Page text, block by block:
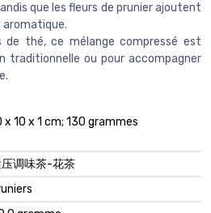
que les fleurs de prunier ajoutent
de thé, ce mélange compressé est
traditionnelle ou pour accompagner
x 10 x 1 cm; 130 grammes
压调味茶-花茶